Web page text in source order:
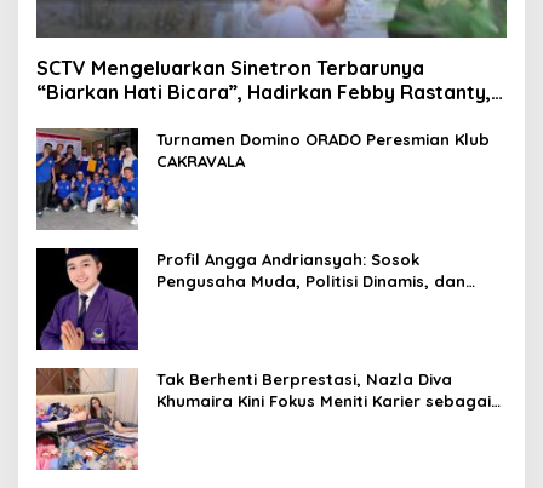
SCTV Mengeluarkan Sinetron Terbarunya
“Biarkan Hati Bicara”, Hadirkan Febby Rastanty,
Turnamen Domino ORADO Peresmian Klub
CAKRAVALA
Profil Angga Andriansyah: Sosok
Pengusaha Muda, Politisi Dinamis, dan
Tak Berhenti Berprestasi, Nazla Diva
Khumaira Kini Fokus Meniti Karier sebagai